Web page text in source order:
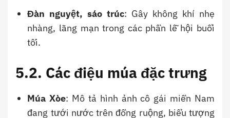
Đàn nguyệt, sáo trúc: Gây không khí nhẹ
nhàng, lãng mạn trong các phần lễ hội buổi
tối.
5.2. Các điệu múa đặc trưng
Múa Xòe: Mô tả hình ảnh cô gái miền Nam
đang tưới nước trên đồng ruộng, biểu tượng